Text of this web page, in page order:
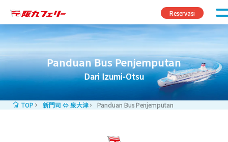
Reservasi
Panduan Bus Penjemputan
Dari Izumi-Otsu
TOP 新門司 ⇔ 泉大津 Panduan Bus Penjemputan